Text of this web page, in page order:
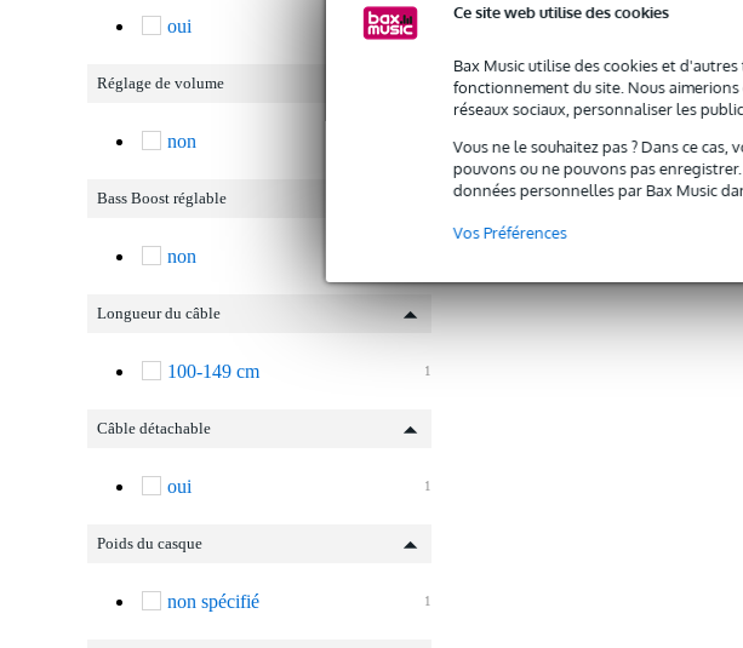
Ce site web utilise des cookies
Bax Music utilise des cookies et
fonctionnement du site. Nous
réseaux sociaux, personnaliser les
Vous ne le souhaitez pas ? Dans ce
pouvons ou ne pouvons pas
données personnelles par Bax Music
Vos Préférences
oui
Réglage de volume
non
Bass Boost réglable
non
Longueur du câble
1
100-149 cm
Câble détachable
1
oui
Poids du casque
1
non spécifié